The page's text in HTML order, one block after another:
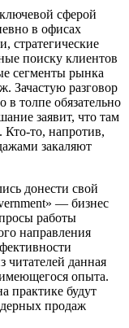
сфе­рой
в офи­сах
стратегиче­ские
поиску клиентов
сег­менты рынка
Зачастую разговор
в толпе обязательно
заявит, что там
Кто-то, напротив,
закаляют
донести свой
— бизнес
рабо­ты
направле­ния
дан­ная
опыта.
практике будут
про­даж